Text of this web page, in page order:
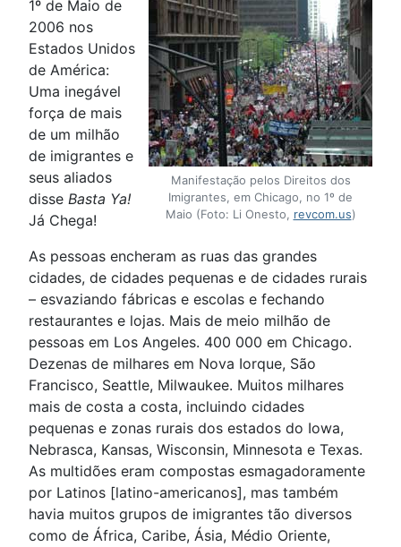
Manifestação pelos Direitos dos
Imigrantes, em Chicago, no 1º de
Maio (Foto: Li Onesto, revcom.us)
1º de Maio de
2006 nos
Estados Unidos
de América:
Uma inegável
força de mais
de um milhão
de imigrantes e
seus aliados
disse Basta Ya!
Já Chega!
As pessoas encheram as ruas das grandes
cidades, de cidades pequenas e de cidades rurais
– esvaziando fábricas e escolas e fechando
restaurantes e lojas. Mais de meio milhão de
pessoas em Los Angeles. 400 000 em Chicago.
Dezenas de milhares em Nova Iorque, São
Francisco, Seattle, Milwaukee. Muitos milhares
mais de costa a costa, incluindo cidades
pequenas e zonas rurais dos estados do Iowa,
Nebrasca, Kansas, Wisconsin, Minnesota e Texas.
As multidões eram compostas esmagadoramente
por Latinos [latino-americanos], mas também
havia muitos grupos de imigrantes tão diversos
como de África, Caribe, Ásia, Médio Oriente,